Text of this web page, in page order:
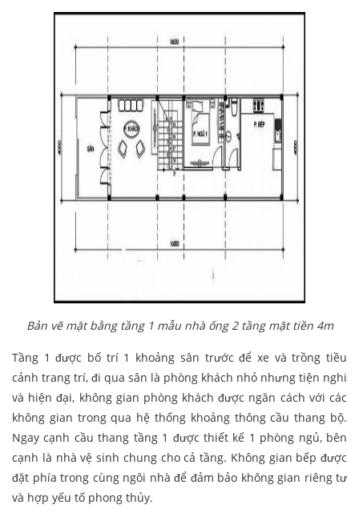
Bản vẽ mặt bằng tầng 1 mẫu nhà ống 2 tầng mặt tiền 4m
Tầng 1 được bố trí 1 khoảng sân trước để xe và trồng tiều
cảnh trang trí, đi qua sân là phòng khách nhỏ nhưng tiện nghi
và hiện đại, không gian phòng khách được ngăn cách với các
không gian trong qua hệ thống khoảng thông cầu thang bộ.
Ngay cạnh cầu thang tầng 1 được thiết kế 1 phòng ngủ, bên
cạnh là nhà vệ sinh chung cho cả tầng. Không gian bếp được
đặt phía trong cùng ngôi nhà để đảm bảo không gian riêng tư
và hợp yếu tố phong thủy.